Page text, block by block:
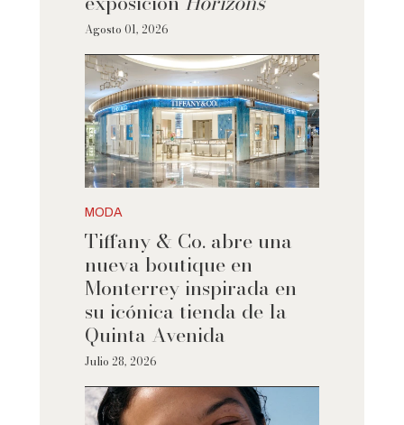
Agosto 01, 2026
MODA
Tiffany & Co. abre una
nueva boutique en
Monterrey inspirada en
su icónica tienda de la
Quinta Avenida
Julio 28, 2026